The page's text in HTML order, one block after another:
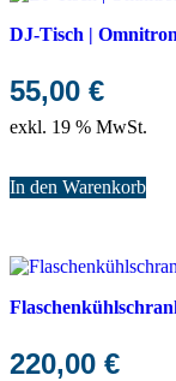
DJ-Tisch |
55,00 €
exkl. 19 % MwSt.
In den Warenkorb
220,00 €